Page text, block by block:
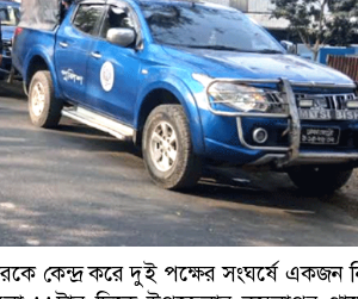
কেন্দ্র করে দুই পক্ষের সংঘর্ষে একজন